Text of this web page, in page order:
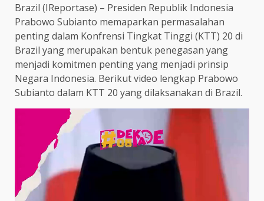
Brazil (IReportase) – Presiden Republik Indonesia
Prabowo Subianto memaparkan permasalahan
penting dalam Konfrensi Tingkat Tinggi (KTT) 20 di
Brazil yang merupakan bentuk penegasan yang
menjadi komitmen penting yang menjadi prinsip
Negara Indonesia. Berikut video lengkap Prabowo
Subianto dalam KTT 20 yang dilaksanakan di Brazil.